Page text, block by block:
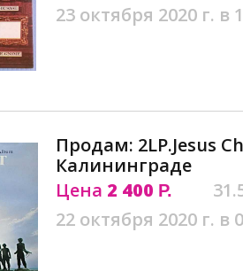
23 октября 2020 г. в
Продам: 2LP.Jesus
Калининграде
Цена 2 400 Р.
22 октября 2020 г. в